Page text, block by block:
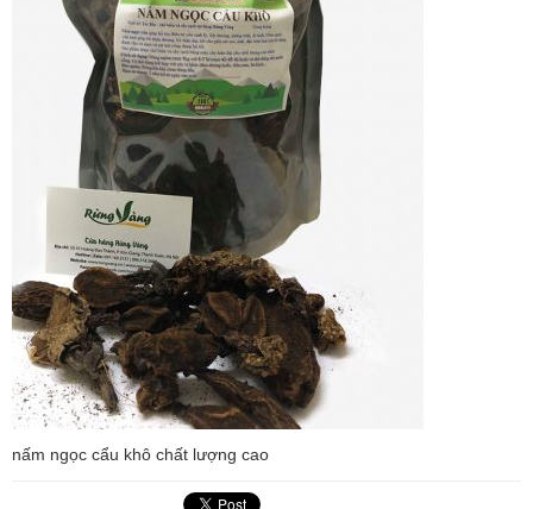
nấm ngọc cẩu khô chất lượng cao